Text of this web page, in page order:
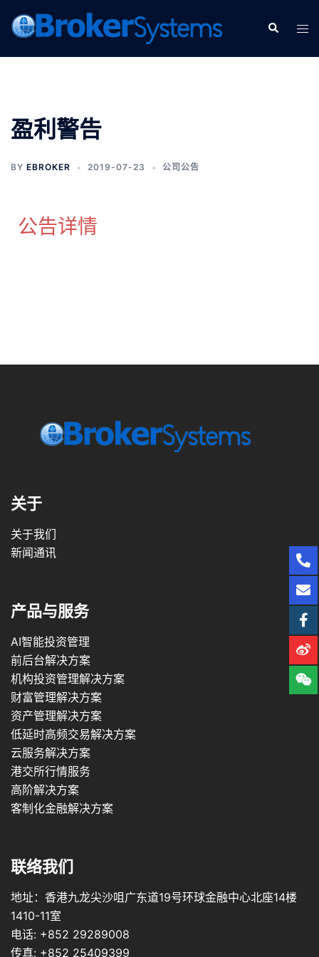
盈利警告
BY EBROKER 2019-07-23 公司公告
公告详情
关于
关于我们
新闻通讯
产品与服务
AI智能投资管理
前后台解决方案
机构投资管理解决方案
财富管理解决方案
资产管理解决方案
低延时高频交易解决方案
云服务解决方案
港交所行情服务
高阶解决方案
客制化金融解决方案
联络我们
地址：香港九龙尖沙咀广东道19号环球金融中心北座14楼
1410-11室
电话: +852 29289008
传真: +852 25409399